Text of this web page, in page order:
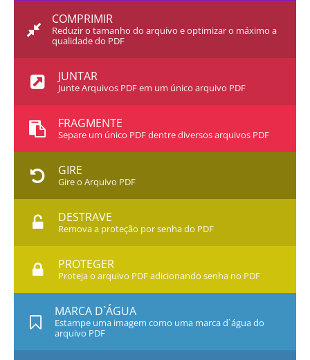
COMPRIMIR
Reduzir o tamanho do arquivo e optimizar o máximo a
qualidade do PDF
JUNTAR
Junte Arquivos PDF em um único arquivo PDF
FRAGMENTE
Separe um único PDF dentre diversos arquivos PDF
GIRE
Gire o Arquivo PDF
DESTRAVE
Remova a proteção por senha do PDF
PROTEGER
Proteja o arquivo PDF adicionando senha no PDF
MARCA D`ÁGUA
Estampe uma imagem como uma marca d`água do
arquivo PDF